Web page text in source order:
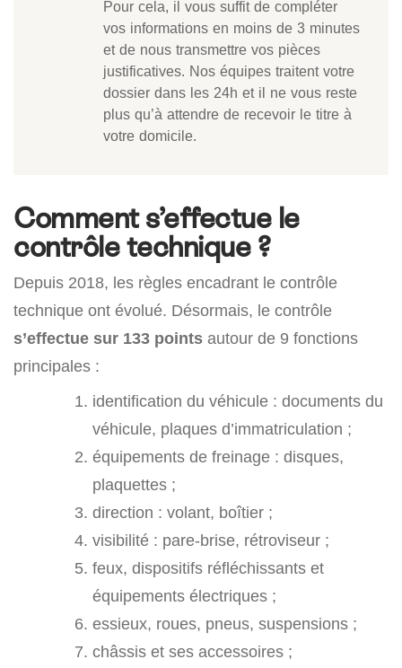
Pour cela, il vous suffit de compléter
vos informations en moins de 3 minutes
et de nous transmettre vos pièces
justificatives. Nos équipes traitent votre
dossier dans les 24h et il ne vous reste
plus qu’à attendre de recevoir le titre à
votre domicile.
Comment s’effectue le
contrôle technique ?
Depuis 2018, les règles encadrant le contrôle
technique ont évolué. Désormais, le contrôle
s’effectue sur 133 points autour de 9 fonctions
principales :
identification du véhicule : documents du
véhicule, plaques d’immatriculation ;
équipements de freinage : disques,
plaquettes ;
direction : volant, boîtier ;
visibilité : pare-brise, rétroviseur ;
feux, dispositifs réfléchissants et
équipements électriques ;
essieux, roues, pneus, suspensions ;
châssis et ses accessoires ;